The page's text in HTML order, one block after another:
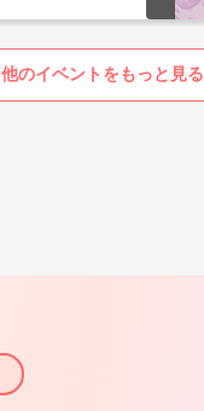
他のイベントをもっと見る